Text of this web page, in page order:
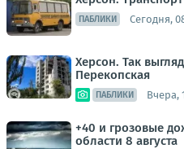
ПАБЛИКИ Сегодня,
Херсон. Так
Перекопская
ПАБЛИКИ Вчера,
+40 и грозовые
области 8 августа